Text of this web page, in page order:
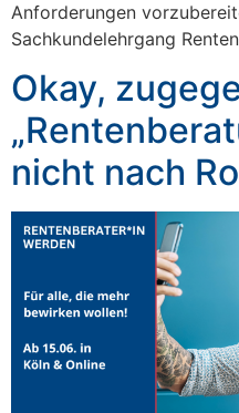
Anforderungen
Sachkundelehrgang
Okay,
nicht nach